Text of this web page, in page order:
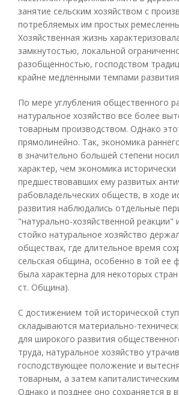
занятие сельским хозяйством с
потребляемых им простых
Хозяйственная жизнь
замкнутостью, локальной
разобщенностью, господством
крайне медленными темпами
По мере углубления общественного
натуральное хозяйство все более
товарным производством. Однако
прямолинейно. Так, экономика
в значительно большей степени
характер, чем экономика исторически
предшествовавших ему развитых
рабовладельческих обществ, в ходе
развития наблюдались отдельные
"натурально-хозяйственной реакции"
стойко натуральное хозяйство
обществах, где длительное время
сельская община, особенно в той ее
была характерна для некоторых
ст. Община).
С достижением той исторической
складываются материально-
для широкого развития
труда, натуральное хозяйство
господствующее положение и
товарным, а затем
Однако и позднее оно сохраняется в